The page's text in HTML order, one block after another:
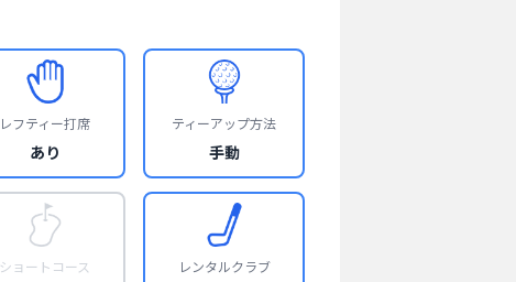
レフティー打席
あり
ティーアップ方法
手動
ショートコース レンタルクラブ